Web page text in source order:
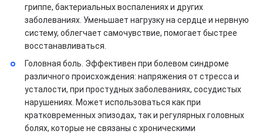
гриппе, бактериальных воспалениях и других
заболеваниях. Уменьшает нагрузку на сердце и нервную
систему, облегчает самочувствие, помогает быстрее
восстанавливаться.
Головная боль. Эффективен при болевом синдроме
различного происхождения: напряжения от стресса и
усталости, при простудных заболеваниях, сосудистых
нарушениях. Может использоваться как при
кратковременных эпизодах, так и регулярных головных
болях, которые не связаны с хроническими